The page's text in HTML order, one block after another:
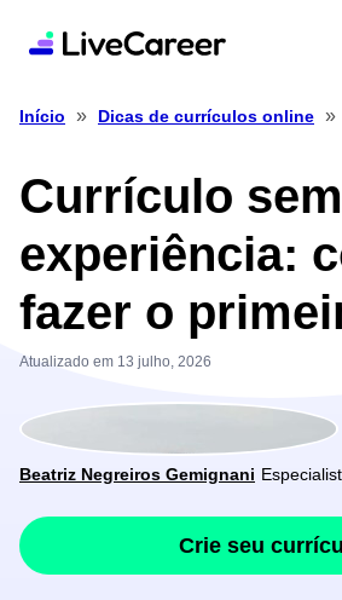
Início » Dicas de currículos online »
Currículo sem
experiência:
fazer o
Atualizado em 13 julho, 2026
Beatriz Negreiros Gemignani
Crie seu